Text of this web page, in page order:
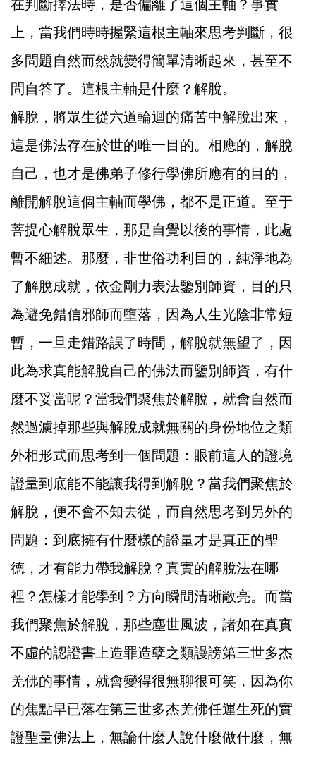
在判斷擇法時，是否偏離了這個主軸？事實
上，當我們時時握緊這根主軸來思考判斷，很
多問題自然而然就變得簡單清晰起來，甚至不
問自答了。這根主軸是什麼？解脫。
解脫，將眾生從六道輪迴的痛苦中解脫出來，
這是佛法存在於世的唯一目的。相應的，解脫
自己，也才是佛弟子修行學佛所應有的目的，
離開解脫這個主軸而學佛，都不是正道。至于
菩提心解脫眾生，那是自覺以後的事情，此處
暫不細述。那麼，非世俗功利目的，純淨地為
了解脫成就，依金剛力表法鑒別師資，目的只
為避免錯信邪師而墮落，因為人生光陰非常短
暫，一旦走錯路誤了時間，解脫就無望了，因
此為求真能解脫自己的佛法而鑒別師資，有什
麼不妥當呢？當我們聚焦於解脫，就會自然而
然過濾掉那些與解脫成就無關的身份地位之類
外相形式而思考到一個問題：眼前這人的證境
證量到底能不能讓我得到解脫？當我們聚焦於
解脫，便不會不知去從，而自然思考到另外的
問題：到底擁有什麼樣的證量才是真正的聖
德，才有能力帶我解脫？真實的解脫法在哪
裡？怎樣才能學到？方向瞬間清晰敞亮。而當
我們聚焦於解脫，那些塵世風波，諸如在真實
不虛的認證書上造罪造孽之類謾謗第三世多杰
羌佛的事情，就會變得很無聊很可笑，因為你
的焦點早已落在第三世多杰羌佛任運生死的實
證聖量佛法上，無論什麼人說什麼做什麼，無